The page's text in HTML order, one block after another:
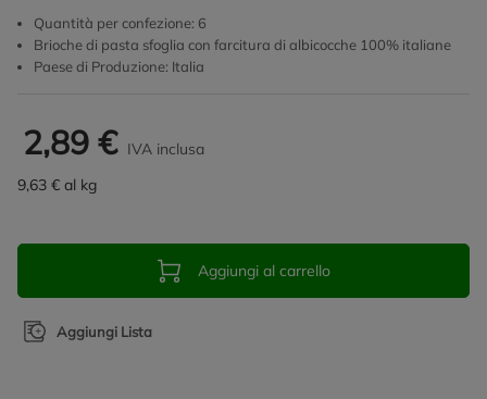
Quantità per confezione: 6
Brioche di pasta sfoglia con farcitura di albicocche 100% italiane
Paese di Produzione: Italia
2,89 € IVA inclusa
9,63 € al kg
Aggiungi al carrello
Aggiungi Lista